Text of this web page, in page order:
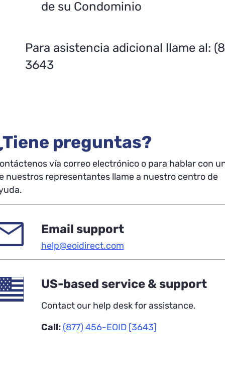
de su Condominio
Para asistencia adicional llame al:
3643
preguntas?
vía correo electrónico o para hablar con
nuestros representantes llame a nuestro centro de
Email support
help@eoidirect.com
US-based service & support
Contact our help desk for assistance.
Call: (877) 456-EOID [3643]